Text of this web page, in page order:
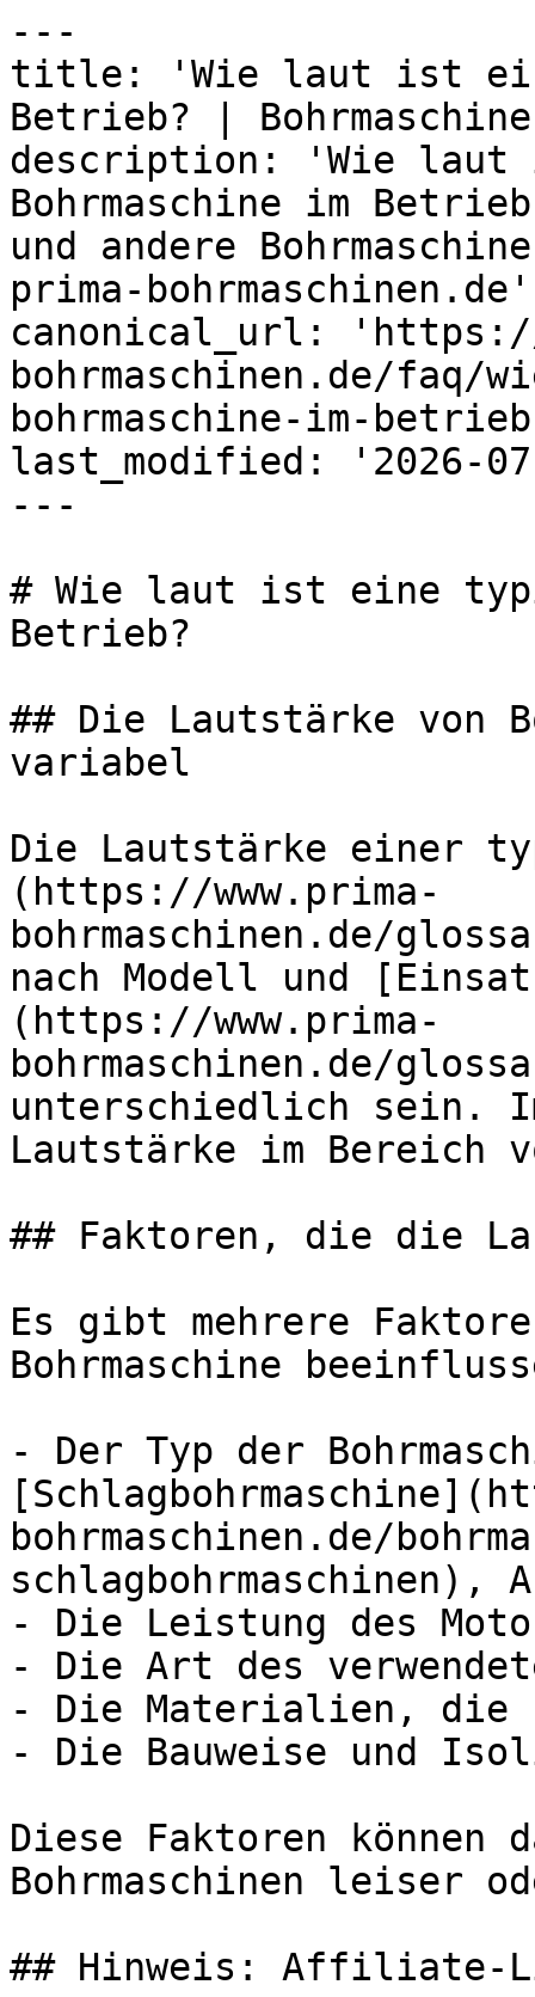
---
title: 'Wie laut ist eine
Betrieb? |
description: 'Wie laut
Bohrmaschine im
und andere
prima-bohrmaschinen.de'
canonical_url: 'https://
bohrmaschinen.de/
bohrmaschine-im-
last_modified: '2026-
---
# Wie laut ist eine
Betrieb?
## Die Lautstärke von
variabel
Die Lautstärke einer
(https://www.prima-
bohrmaschinen.de/
nach Modell und
(https://www.prima-
bohrmaschinen.de/
unterschiedlich sein.
Lautstärke im Bereich
## Faktoren, die die
Es gibt mehrere
Bohrmaschine
- Der Typ der
bohrmaschinen.de/
schlagbohrmaschinen),
- Die Leistung des
- Die Art des
- Die Materialien, die
- Die Bauweise und
Diese Faktoren können
Bohrmaschinen leiser
## Hinweis: Affiliate-